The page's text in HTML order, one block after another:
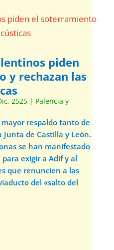
piden
y rechazan las
2525| Palencia y
mayor respaldo tanto de
de Castilla y León.
se han manifestado
exigir a Adif y al
que renuncien a las
del «salto del